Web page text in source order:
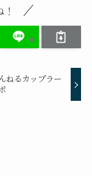
ねるカップラー